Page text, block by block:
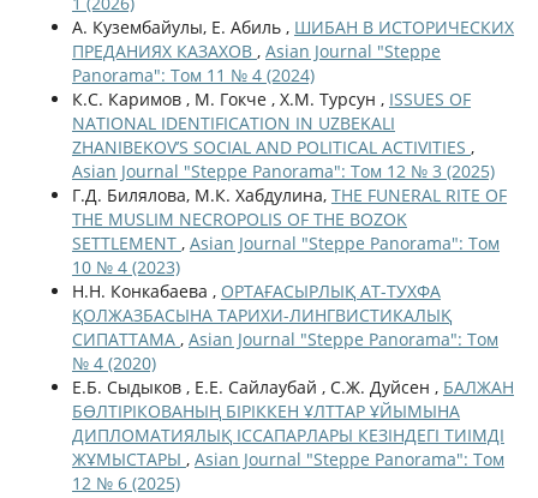
А. Кузембайулы, Е. Абиль , ШИБАН В ИСТОРИЧЕСКИХ
ПРЕДАНИЯХ КАЗАХОВ , Asian Journal "Steppe
Panorama": Том 11 № 4 (2024)
К.С. Каримов , М. Гокче , Х.М. Турсун , ISSUES OF
NATIONAL IDENTIFICATION IN UZBEKALI
ZHANIBEKOV’S SOCIAL AND POLITICAL ACTIVITIES ,
Asian Journal "Steppe Panorama": Том 12 № 3 (2025)
Г.Д. Билялова, М.К. Хабдулина, THE FUNERAL RITE OF
THE MUSLIM NECROPOLIS OF THE BOZOK
SETTLEMENT , Asian Journal "Steppe Panorama": Том
10 № 4 (2023)
Н.Н. Конкабаева , ОРТАҒАСЫРЛЫҚ АТ-ТУХФА
ҚОЛЖАЗБАСЫНА ТАРИХИ-ЛИНГВИСТИКАЛЫҚ
СИПАТТАМА , Asian Journal "Steppe Panorama": Том
№ 4 (2020)
Е.Б. Сыдыков , Е.Е. Сайлаубай , С.Ж. Дуйсен , БАЛЖАН
БӨЛТІРІКОВАНЫҢ БІРІККЕН ҰЛТТАР ҰЙЫМЫНА
ДИПЛОМАТИЯЛЫҚ ІССАПАРЛАРЫ КЕЗІНДЕГІ ТИІМДІ
ЖҰМЫСТАРЫ , Asian Journal "Steppe Panorama": Том
12 № 6 (2025)